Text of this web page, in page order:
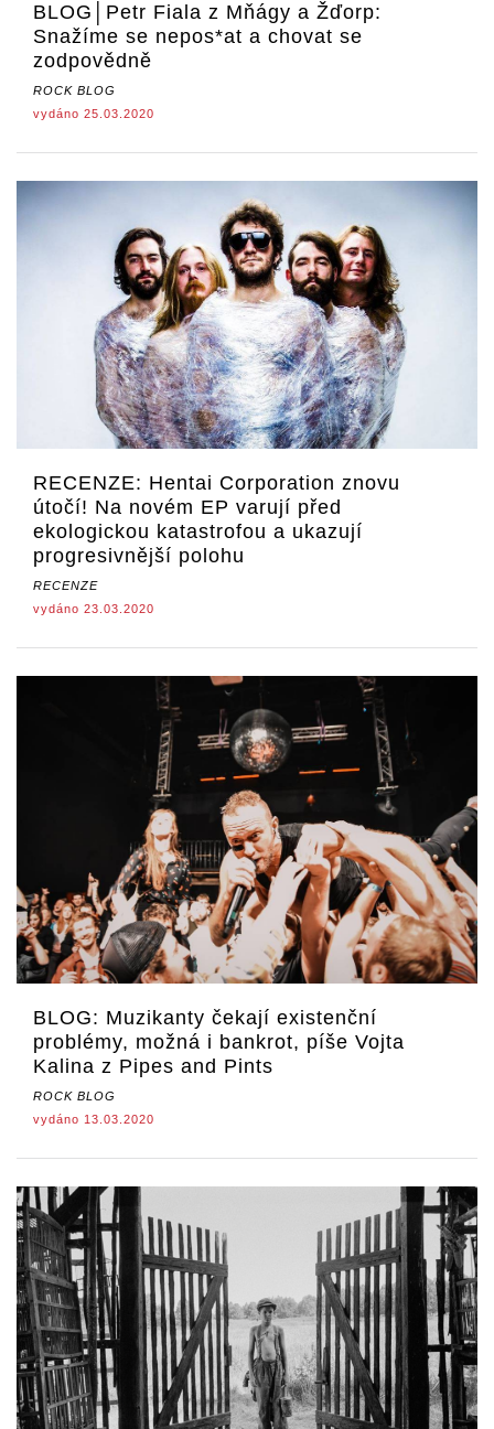
BLOG│Petr Fiala z Mňágy a Žďorp:
Snažíme se nepos*at a chovat se
zodpovědně
ROCK BLOG
vydáno 25.03.2020
RECENZE: Hentai Corporation znovu
útočí! Na novém EP varují před
ekologickou katastrofou a ukazují
progresivnější polohu
RECENZE
vydáno 23.03.2020
BLOG: Muzikanty čekají existenční
problémy, možná i bankrot, píše Vojta
Kalina z Pipes and Pints
ROCK BLOG
vydáno 13.03.2020